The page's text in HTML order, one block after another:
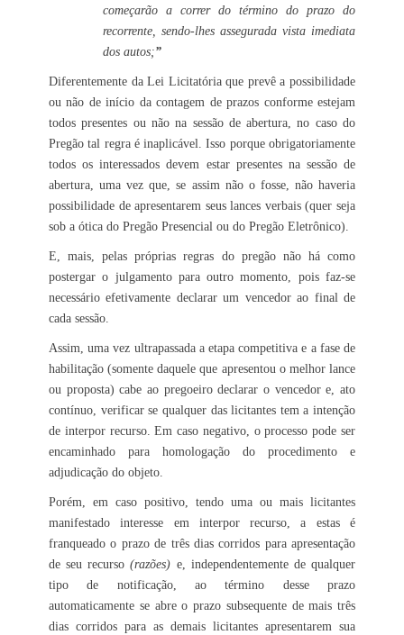
começarão a correr do término do prazo do
recorrente, sendo-lhes assegurada vista imediata
dos autos;”
Diferentemente da Lei Licitatória que prevê a possibilidade
ou não de início da contagem de prazos conforme estejam
todos presentes ou não na sessão de abertura, no caso do
Pregão tal regra é inaplicável. Isso porque obrigatoriamente
todos os interessados devem estar presentes na sessão de
abertura, uma vez que, se assim não o fosse, não haveria
possibilidade de apresentarem seus lances verbais (quer seja
sob a ótica do Pregão Presencial ou do Pregão Eletrônico).
E, mais, pelas próprias regras do pregão não há como
postergar o julgamento para outro momento, pois faz-se
necessário efetivamente declarar um vencedor ao final de
cada sessão.
Assim, uma vez ultrapassada a etapa competitiva e a fase de
habilitação (somente daquele que apresentou o melhor lance
ou proposta) cabe ao pregoeiro declarar o vencedor e, ato
contínuo, verificar se qualquer das licitantes tem a intenção
de interpor recurso. Em caso negativo, o processo pode ser
encaminhado para homologação do procedimento e
adjudicação do objeto.
Porém, em caso positivo, tendo uma ou mais licitantes
manifestado interesse em interpor recurso, a estas é
franqueado o prazo de três dias corridos para apresentação
de seu recurso(razões) e, independentemente de qualquer
tipo de notificação, ao término desse prazo
automaticamente se abre o prazo subsequente de mais três
dias corridos para as demais licitantes apresentarem sua